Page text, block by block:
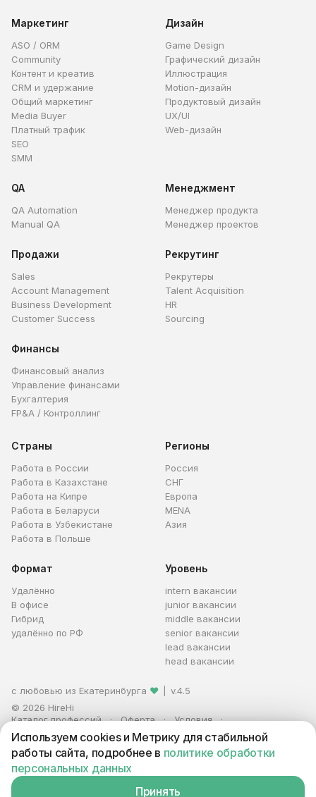
Маркетинг
ASO / ORM
Community
Контент и креатив
CRM и удержание
Общий маркетинг
Media Buyer
Платный трафик
SEO
SMM
Дизайн
Game Design
Графический дизайн
Иллюстрация
Motion-дизайн
Продуктовый дизайн
UX/UI
Web-дизайн
QA
QA Automation
Manual QA
Менеджмент
Менеджер продукта
Менеджер проектов
Продажи
Sales
Account Management
Business Development
Customer Success
Рекрутинг
Рекрутеры
Talent Acquisition
HR
Sourcing
Финансы
Финансовый анализ
Управление финансами
Бухгалтерия
FP&A / Контроллинг
Страны
Работа в России
Работа в Казахстане
Работа на Кипре
Работа в Беларуси
Работа в Узбекистане
Работа в Польше
Регионы
Россия
СНГ
Европа
MENA
Азия
Формат
Удалённо
В офисе
Гибрид
удалённо по РФ
Уровень
intern вакансии
junior вакансии
middle вакансии
senior вакансии
lead вакансии
head вакансии
с любовью из Екатеринбурга ❤
v.4.5
© 2026 HireHi
Каталог профессий
Оферта
Условия
Персональные данные
Реклама
ИП Захаров Антон Алексеевич · ИНН 663005711880 · ОГРНИП
321665800059102
Используем cookies и Метрику для стабильной
работы сайта, подробнее в политике обработки
персональных данных
Принять